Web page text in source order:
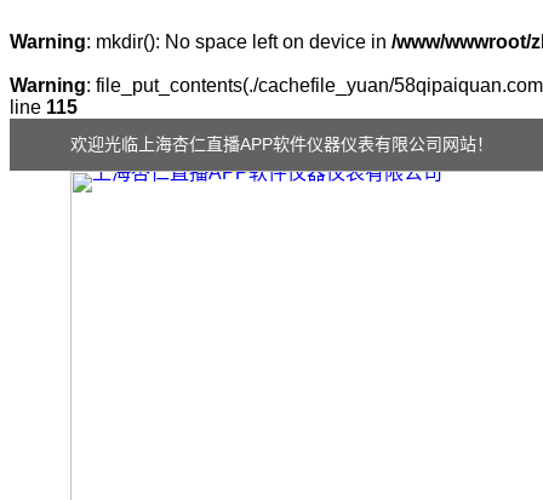
Warning: mkdir(): No space left on device in /www/wwwroot/
Warning: file_put_contents(./cachefile_yuan/
line 115
欢迎光临上海杏仁直播APP软件仪器仪表有限公司网站！